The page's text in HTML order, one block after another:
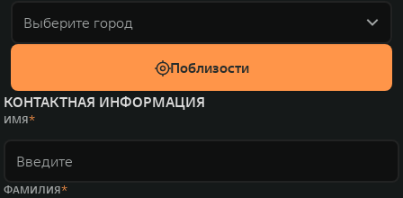
Выберите город
Поблизости
КОНТАКТНАЯ ИНФОРМАЦИЯ
ИМЯ
ФАМИЛИЯ